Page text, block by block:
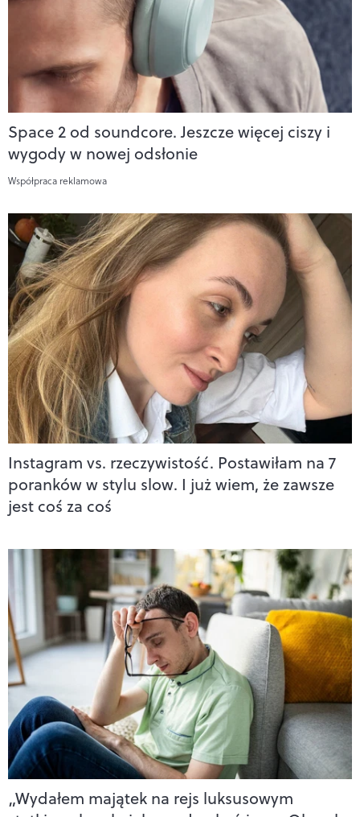
Space 2 od soundcore. Jeszcze więcej ciszy i
wygody w nowej odsłonie
Współpraca reklamowa
Instagram vs. rzeczywistość. Postawiłam na 7
poranków w stylu slow. I już wiem, że zawsze
jest coś za coś
„Wydałem majątek na rejs luksusowym